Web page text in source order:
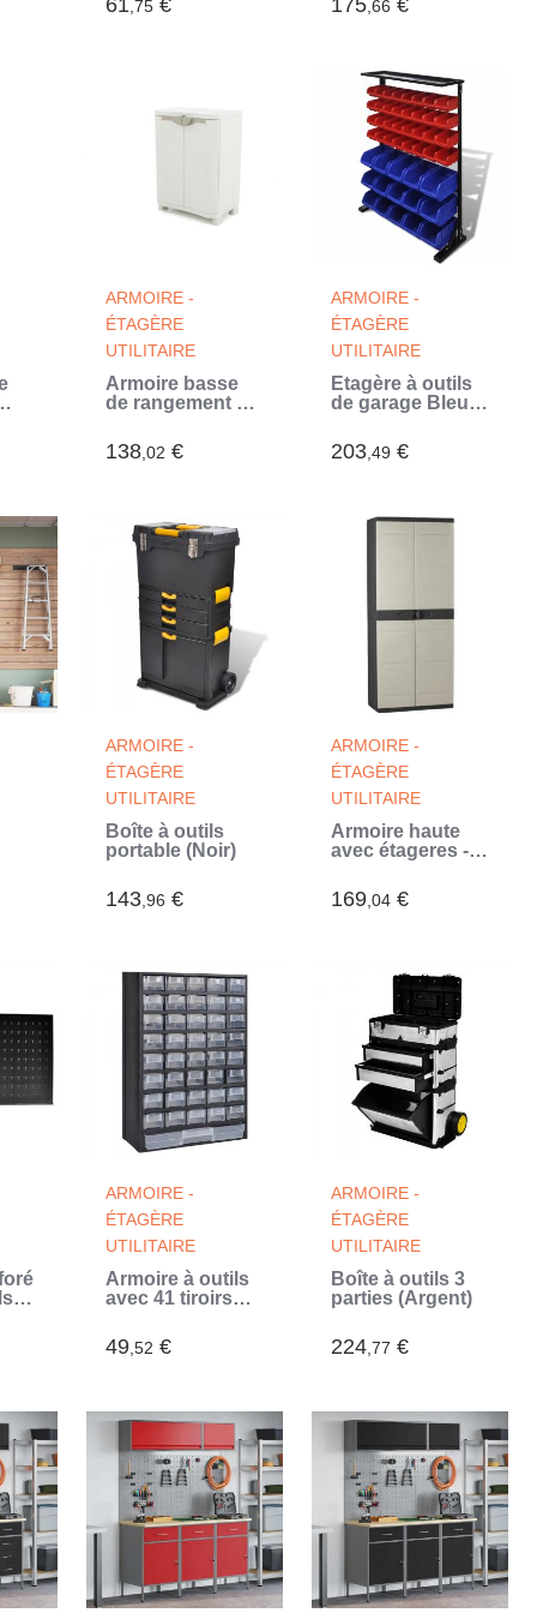
,75
penderie l70 x
Gamme
TITANIUM
Intérieur/Extérieur
(Beige)
,66
ARMOIRE -
ÉTAGÈRE
UTILITAIRE
Armoire basse
de rangement en
PLASTIKEN - 2
portes et 2
138,02 €
ARMOIRE -
ÉTAGÈRE
UTILITAIRE
Étagère à outils
de garage Bleu
203,49 €
ARMOIRE -
ÉTAGÈRE
UTILITAIRE
Boîte à outils
portable (Noir)
143,96 €
ARMOIRE -
ÉTAGÈRE
UTILITAIRE
Armoire haute
avec étageres -
Titanium - 70 x
44 x 176 cm -
169,04 €
ARMOIRE -
ÉTAGÈRE
UTILITAIRE
Armoire à outils
avec 41 tiroirs
49 ,52 €
ARMOIRE -
ÉTAGÈRE
UTILITAIRE
Boîte à outils 3
parties (Argent)
224 ,77 €